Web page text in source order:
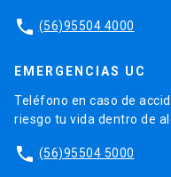
phone (56)95504 4000
EMERGENCIAS UC
Teléfono en caso de
riesgo tu vida dentro de
phone (56)95504 5000